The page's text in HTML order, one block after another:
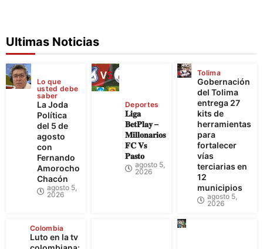
Ultimas Noticias
Lo que
usted debe
saber
La Joda
Política
del 5 de
agosto
con
Fernando
Amorocho
Chacón
agosto 5,
2026
Deportes
𝐋𝐢𝐠𝐚
𝐁𝐞𝐭𝐏𝐥𝐚𝐲 –
𝐌𝐢𝐥𝐥𝐨𝐧𝐚𝐫𝐢𝐨𝐬
𝐅𝐂 𝐕𝐬
𝐏𝐚𝐬𝐭𝐨
agosto 5,
2026
Tolima
Gobernación
del Tolima
entrega 27
kits de
herramientas
para
fortalecer
vías
terciarias en
12
municipios
agosto 5,
2026
Colombia
Luto en la tv